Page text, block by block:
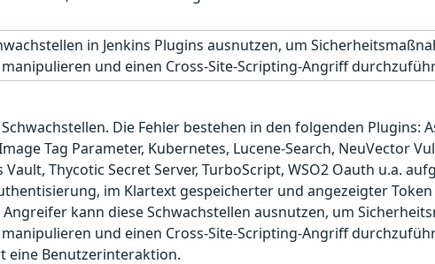
in Jenkins Plugins ausnutzen, um
und einen Cross-Site-Scripting-Angriff
Die Fehler bestehen in den folgenden Plugins:
Tag Parameter, Kubernetes, Lucene-Search, NeuVector
Thycotic Secret Server, TurboScript, WSO2 Oauth u.a.
im Klartext gespeicherter und angezeigter Token
kann diese Schwachstellen ausnutzen, um
und einen Cross-Site-Scripting-Angriff
eine Benutzerinteraktion.